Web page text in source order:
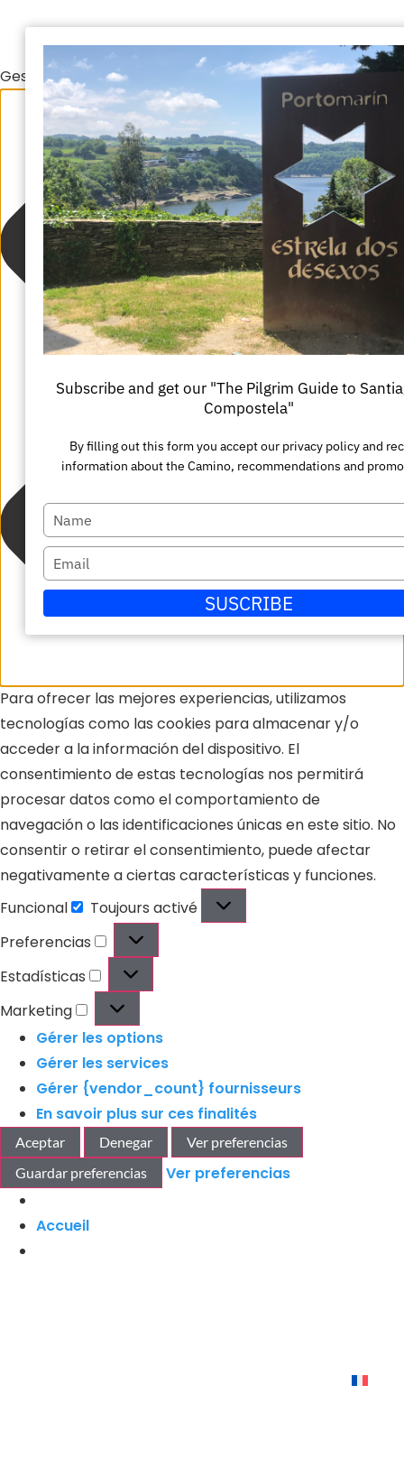
Gestionar el consentimiento de las cookies
Para ofrecer las mejores experiencias, utilizamos
tecnologías como las cookies para almacenar y/o
acceder a la información del dispositivo. El
consentimiento de estas tecnologías nos permitirá
procesar datos como el comportamiento de
navegación o las identificaciones únicas en este sitio. No
consentir o retirar el consentimiento, puede afectar
negativamente a ciertas características y funciones.
Funcional
Toujours activé
Preferencias
Estadísticas
Marketing
Gérer les options
Gérer les services
Gérer {vendor_count} fournisseurs
En savoir plus sur ces finalités
Aceptar Denegar
Ver preferencias
Guardar preferencias
Ver preferencias
Accueil
Subscribe and get our "The Pilgrim Guide to
Compostela"
By filling out this form you accept our privacy policy and
information about the Camino, recommendations and
Escriba
su
nombre
Escriba
su
correo
electrónico
SUSCRIBE